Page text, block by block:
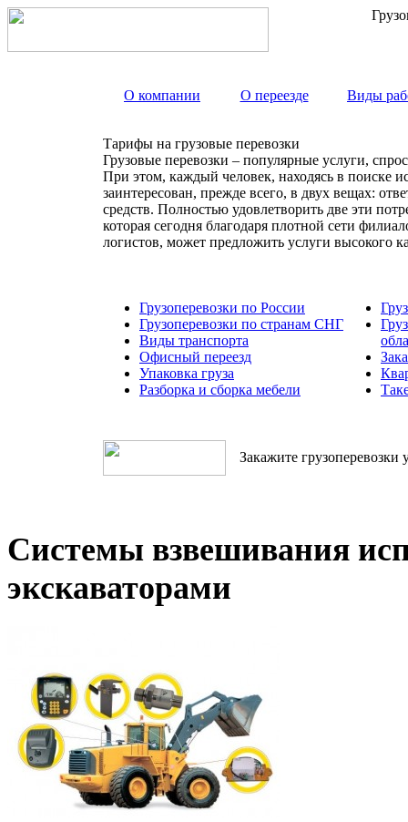
О компании О переезде Виды
Тарифы на грузовые перевозки
Грузовые перевозки – популярные услуги,
При этом, каждый человек, находясь в поиске
заинтересован, прежде всего, в двух вещах:
средств. Полностью удовлетворить две эти
которая сегодня благодаря плотной сети
логистов, может предложить услуги высокого
Грузоперевозки по России
Грузоперевозки по странам СНГ
Виды транспорта
Офисный переезд
Упаковка груза
Разборка и сборка мебели
Закажите грузоперевозки
Системы взвешивания
экскаваторами